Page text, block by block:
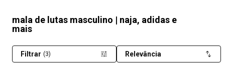
mala de lutas masculino | naja, adidas e
mais
Filtrar (3) Relevância